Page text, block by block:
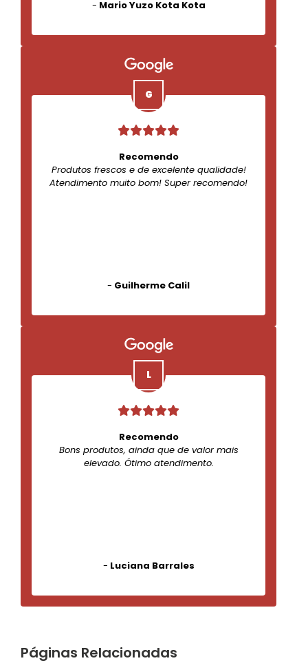
- Mario Yuzo Kota Kota
Recomendo
Produtos frescos e de excelente qualidade!
Atendimento muito bom! Super recomendo!
- Guilherme Calil
Recomendo
Bons produtos, ainda que de valor mais
elevado. Ótimo atendimento.
- Luciana Barrales
Páginas Relacionadas